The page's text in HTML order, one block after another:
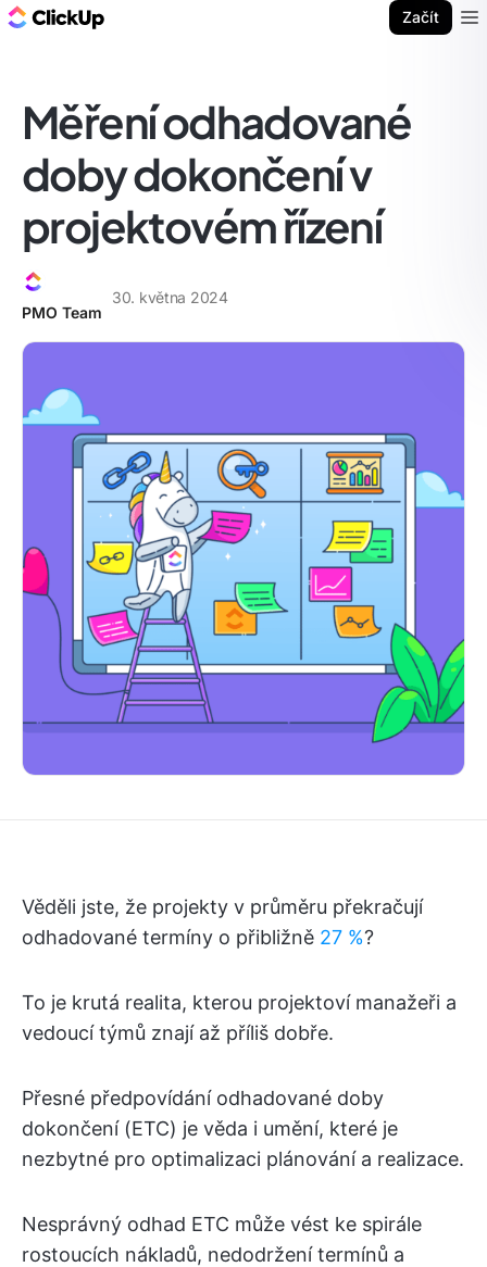
Začít
Měření odhadované
doby dokončení v
projektovém řízení
PMO Team
30. května 2024
Věděli jste, že projekty v průměru překračují
odhadované termíny o přibližně 27 %?
To je krutá realita, kterou projektoví manažeři a
vedoucí týmů znají až příliš dobře.
Přesné předpovídání odhadované doby
dokončení (ETC) je věda i umění, které je
nezbytné pro optimalizaci plánování a realizace.
Nesprávný odhad ETC může vést ke spirále
rostoucích nákladů, nedodržení termínů a